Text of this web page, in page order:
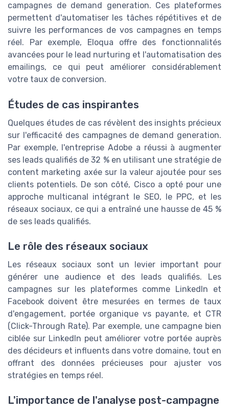
campagnes de demand generation. Ces plateformes
permettent d'automatiser les tâches répétitives et de
suivre les performances de vos campagnes en temps
réel. Par exemple, Eloqua offre des fonctionnalités
avancées pour le lead nurturing et l'automatisation des
emailings, ce qui peut améliorer considérablement
votre taux de conversion.
Études de cas inspirantes
Quelques études de cas révèlent des insights précieux
sur l'efficacité des campagnes de demand generation.
Par exemple, l'entreprise Adobe a réussi à augmenter
ses leads qualifiés de 32 % en utilisant une stratégie de
content marketing axée sur la valeur ajoutée pour ses
clients potentiels. De son côté, Cisco a opté pour une
approche multicanal intégrant le SEO, le PPC, et les
réseaux sociaux, ce qui a entraîné une hausse de 45 %
de ses leads qualifiés.
Le rôle des réseaux sociaux
Les réseaux sociaux sont un levier important pour
générer une audience et des leads qualifiés. Les
campagnes sur les plateformes comme LinkedIn et
Facebook doivent être mesurées en termes de taux
d'engagement, portée organique vs payante, et CTR
(Click-Through Rate). Par exemple, une campagne bien
ciblée sur LinkedIn peut améliorer votre portée auprès
des décideurs et influents dans votre domaine, tout en
offrant des données précieuses pour ajuster vos
stratégies en temps réel.
L'importance de l'analyse post-campagne